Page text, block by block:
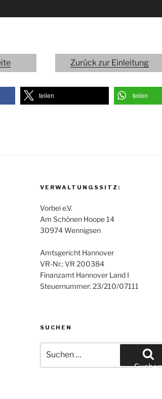
Zurück zur Einleitung
teilen teilen
VERWALTUNGSSITZ:
Vorbei e.V.
Am Schönen Hoope 14
30974 Wennigsen
Amtsgericht Hannover
VR-Nr.: VR 200384
Finanzamt Hannover Land I
Steuernummer: 23/210/07111
SUCHEN
nach:
Suchen